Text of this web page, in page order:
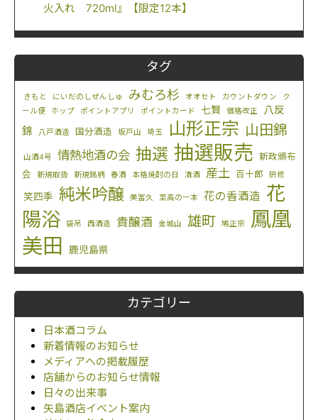
火入れ 720ml』【限定12本】
タグ
きもと にいだのしぜんしゅ みむろ杉 オオセト カウントダウン
ク
ール便
ホップ ポイントアプリ ポイントカード 七賢 価格改正
八反
錦
八戸酒造 国分酒造 坂戸山 埼玉 山形正宗 山田錦
山酒4号 情熱地酒の会 抽選 抽選販売 新政頒布
会
新規取扱 新規銘柄 春酒 本格焼酎の日 清酒 産土 百十郎 研修
笑四季 純米吟醸 美冨久 至高の一本 花の香酒造 花
陽浴
袋吊 西酒造 貴醸酒 金城山 雄町 鳩正宗
鳳凰
美田
鹿児島県
カテゴリー
日本酒コラム
新着情報のお知らせ
メディアへの掲載履歴
店舗からのお知らせ情報
日々の出来事
矢島酒店イベント案内